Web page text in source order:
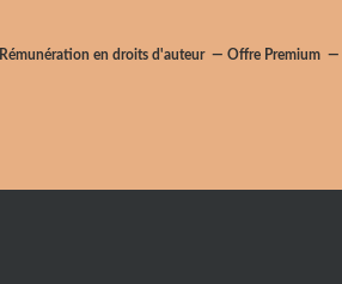
Rémunération en droits d'auteur Offre Premium